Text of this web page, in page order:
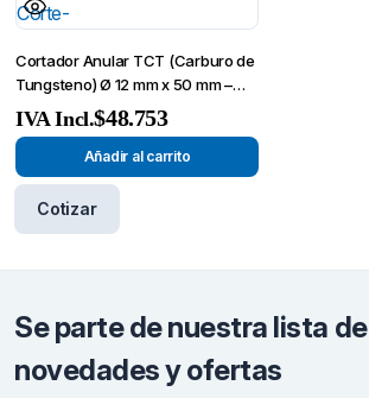
Cortador Anular TCT (Carburo de
Tungsteno) Ø 12 mm x 50 mm –
Broca de Corte-
$48.753
IVA Incl.
Añadir al carrito
Cotizar
Se parte de nuestra lista de
novedades y ofertas